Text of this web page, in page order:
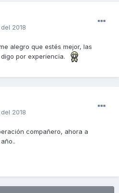
2018
alegro que estés mejor, las
por experiencia.
2018
compañero, ahora a